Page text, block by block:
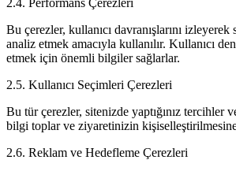
Bu çerezler, kullanıcı davranışlarını izleyerek
analiz etmek amacıyla kullanılır. Kullanıcı
etmek için önemli bilgiler sağlarlar.
2.5. Kullanıcı Seçimleri Çerezleri
Bu tür çerezler, sitenizde yaptığınız tercihler
bilgi toplar ve ziyaretinizin
2.6. Reklam ve Hedefleme Çerezleri